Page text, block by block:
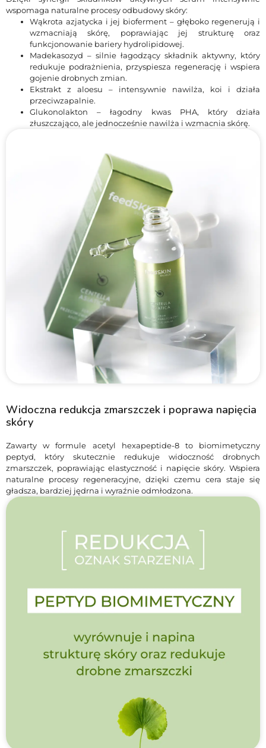
wspomaga naturalne procesy odbudowy skóry:
Wąkrota azjatycka i jej bioferment – głęboko regenerują i
wzmacniają skórę, poprawiając jej strukturę oraz
funkcjonowanie bariery hydrolipidowej.
Madekasozyd – silnie łagodzący składnik aktywny, który
redukuje podrażnienia, przyspiesza regenerację i wspiera
gojenie drobnych zmian.
Ekstrakt z aloesu – intensywnie nawilża, koi i działa
przeciwzapalnie.
Glukonolakton – łagodny kwas PHA, który działa
złuszczająco, ale jednocześnie nawilża i wzmacnia skórę.
Widoczna redukcja zmarszczek i poprawa napięcia
skóry
Zawarty w formule acetyl hexapeptide-8 to biomimetyczny
peptyd, który skutecznie redukuje widoczność drobnych
zmarszczek, poprawiając elastyczność i napięcie skóry. Wspiera
naturalne procesy regeneracyjne, dzięki czemu cera staje się
gładsza, bardziej jędrna i wyraźnie odmłodzona.